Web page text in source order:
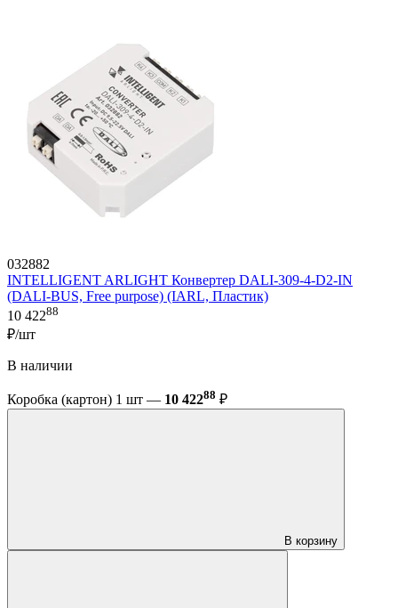
032882
INTELLIGENT ARLIGHT Конвертер DALI-309-4-D2-IN
(DALI-BUS, Free purpose) (IARL, Пластик)
10 42288
₽/шт
В наличии
Коробка (картон) 1 шт — 10 42288 ₽
В корзину